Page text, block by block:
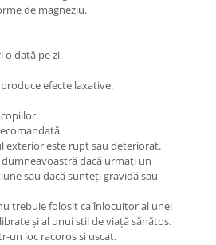
de magneziu.
o dată pe zi.
efecte laxative.
exterior este rupt sau deteriorat.
dacă urmați un
sau dacă sunteți gravidă sau
trebuie folosit ca înlocuitor al unei
și al unui stil de viață sănătos.
un loc racoros si uscat.